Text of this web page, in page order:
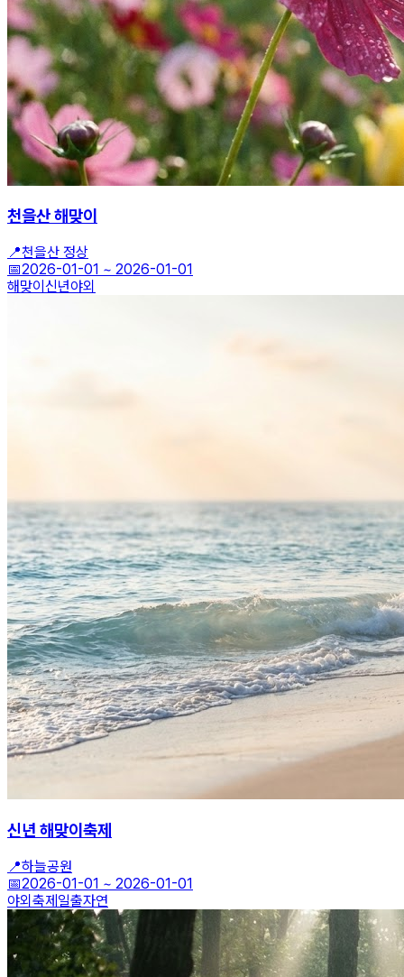
천을산 해맞이
📍천을산 정상
📅2026-01-01 ~ 2026-01-01
해맞이 신년야외
신년 해맞이축제
📍하늘공원
📅2026-01-01 ~ 2026-01-01
야외축제일출자연